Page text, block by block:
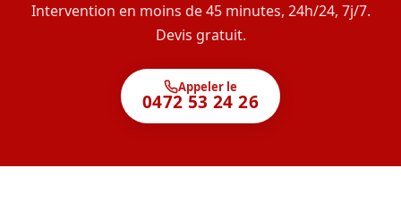
Intervention en moins de 45 minutes, 24h/24, 7j/7.
Devis gratuit.
Appeler le
0472 53 24 26